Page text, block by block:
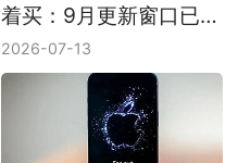
着买：9月更新窗口已经
压到眼前
2026-07-13